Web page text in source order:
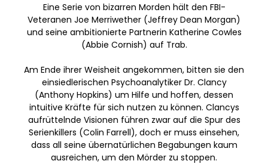
Eine Serie von bizarren Morden hält den FBI-
Veteranen Joe Merriwether (Jeffrey Dean Morgan)
und seine ambitionierte Partnerin Katherine Cowles
(Abbie Cornish) auf Trab.
Am Ende ihrer Weisheit angekommen, bitten sie den
einsiedlerischen Psychoanalytiker Dr. Clancy
(Anthony Hopkins) um Hilfe und hoffen, dessen
intuitive Kräfte für sich nutzen zu können. Clancys
aufrüttelnde Visionen führen zwar auf die Spur des
Serienkillers (Colin Farrell), doch er muss einsehen,
dass all seine übernatürlichen Begabungen kaum
ausreichen, um den Mörder zu stoppen.